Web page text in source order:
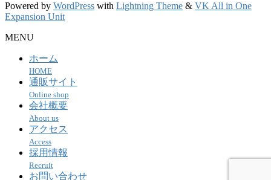
Powered by WordPress with Lightning Theme & VK All in One
Expansion Unit
MENU
ホーム
HOME
通販サイト
Online shop
会社概要
About us
アクセス
Access
採用情報
Recruit
お問い合わせ